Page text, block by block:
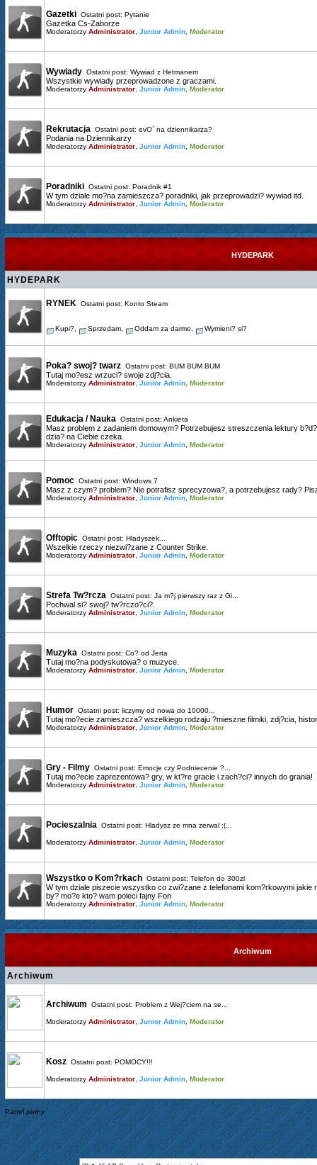
Gazetki Ostatni post: Pytanie
Gazetka Cs-Zaborze
Moderatorzy Administrator Junior Admin Moderator
Wywiady Ostatni post: Wywiad z Hetmanem
Wszystkie wywiady przeprowadzone z graczami.
Moderatorzy Administrator Junior Admin Moderator
Rekrutacja Ostatni post: evO` na dziennikarza?
Podania na Dziennikarzy
Moderatorzy Administrator Junior Admin Moderator
Poradniki Ostatni post: Poradnik #1
W tym dziale mo?na zamieszcza? poradniki, jak przeprowadzi? wywiad itd.
Moderatorzy Administrator Junior Admin Moderator
HYDEPARK
HYDEPARK
RYNEK Ostatni post: Konto Steam
Kupi? Sprzedam Oddam za darmo Wymieni? si?
Poka? swoj? twarz Ostatni post: BUM BUM BUM
Tutaj mo?esz wrzuci? swoje zdj?cia.
Moderatorzy Administrator Junior Admin Moderator
Edukacja / Nauka Ostatni post: Ankieta
Masz problem z zadaniem domowym? Potrzebujesz streszczenia lektury
dzia? na Ciebie czeka.
Moderatorzy Administrator Junior Admin Moderator
Pomoc Ostatni post: Windows 7
Masz z czym? problem? Nie potrafisz sprecyzowa?, a potrzebujesz rady?
Moderatorzy Administrator Junior Admin Moderator
Offtopic Ostatni post: Hladyszek...
Wszelkie rzeczy niezwi?zane z Counter Strike.
Moderatorzy Administrator Junior Admin Moderator
Strefa Tw?rcza Ostatni post: Ja m?j pierwszy raz z Gi...
Pochwal si? swoj? tw?rczo?ci?.
Moderatorzy Administrator Junior Admin Moderator
Muzyka Ostatni post: Co? od Jerta
Tutaj mo?na podyskutowa? o muzyce.
Moderatorzy Administrator Junior Admin Moderator
Humor Ostatni post: liczymy od nowa do 10000...
Tutaj mo?ecie zamieszcza? wszelkiego rodzaju ?mieszne filmiki, zdj?cia,
Moderatorzy Administrator Junior Admin Moderator
Gry - Filmy Ostatni post: Emocje czy Podniecenie ?...
Tutaj mo?ecie zaprezentowa? gry, w kt?re gracie i zach?ci? innych do grania!
Moderatorzy Administrator Junior Admin Moderator
Pocieszalnia Ostatni post: Hladysz ze mna zerwal ;(...
Moderatorzy Administrator Junior Admin Moderator
Wszystko o Kom?rkach Ostatni post: Telefon do 300zl
W tym dziale piszecie wszystko co zwi?zane z telefonami kom?rkowymi jakie
by? mo?e kto? wam poleci fajny Fon
Moderatorzy Administrator Junior Admin Moderator
Archiwum
Archiwum
Archiwum Ostatni post: Problem z Wej?ciem na se...
Moderatorzy Administrator Junior Admin Moderator
Kosz Ostatni post: POMOCY!!!
Moderatorzy Administrator Junior Admin Moderator
Panel piwny